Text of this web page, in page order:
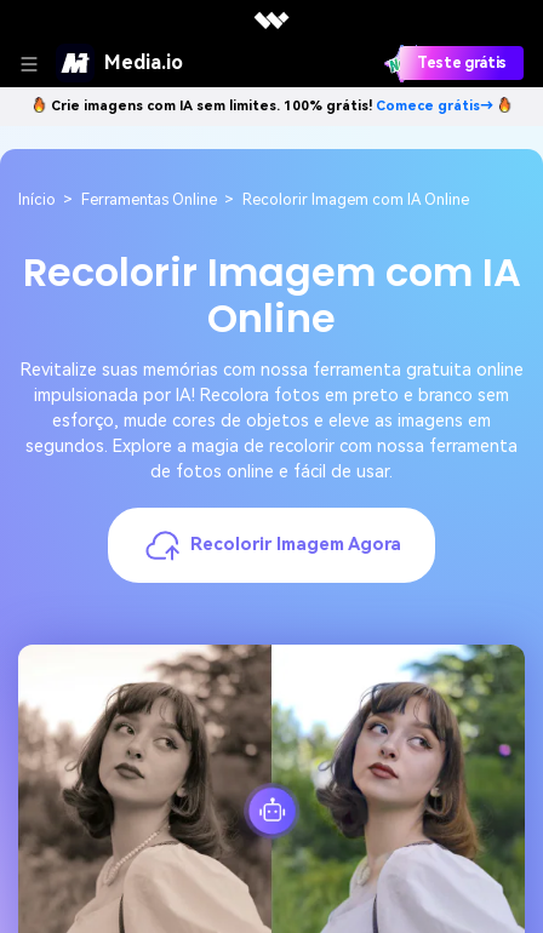
Media.io Teste grátis
Crie imagens com IA sem limites. 100% grátis! Comece grátis→
Início > Ferramentas Online > Recolorir Imagem com IA Online
Recolorir Imagem com IA
Online
Revitalize suas memórias com nossa ferramenta gratuita online
impulsionada por IA! Recolora fotos em preto e branco sem
esforço, mude cores de objetos e eleve as imagens em
segundos. Explore a magia de recolorir com nossa ferramenta
de fotos online e fácil de usar.
Recolorir Imagem Agora